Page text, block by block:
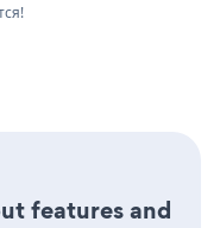
features and